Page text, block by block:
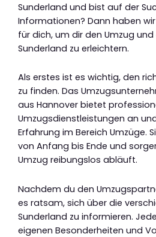
Sunderland und bist auf der
Informationen? Dann haben
für dich, um dir den Umzug und
Sunderland zu erleichtern.
Als erstes ist es wichtig, den
zu finden. Das
aus Hannover bietet
Umzugsdienstleistungen an
Erfahrung im Bereich Umzüge.
von Anfang bis Ende und
Umzug reibungslos abläuft.
Nachdem du den
es ratsam, sich über die
Sunderland zu informieren.
eigenen Besonderheiten und